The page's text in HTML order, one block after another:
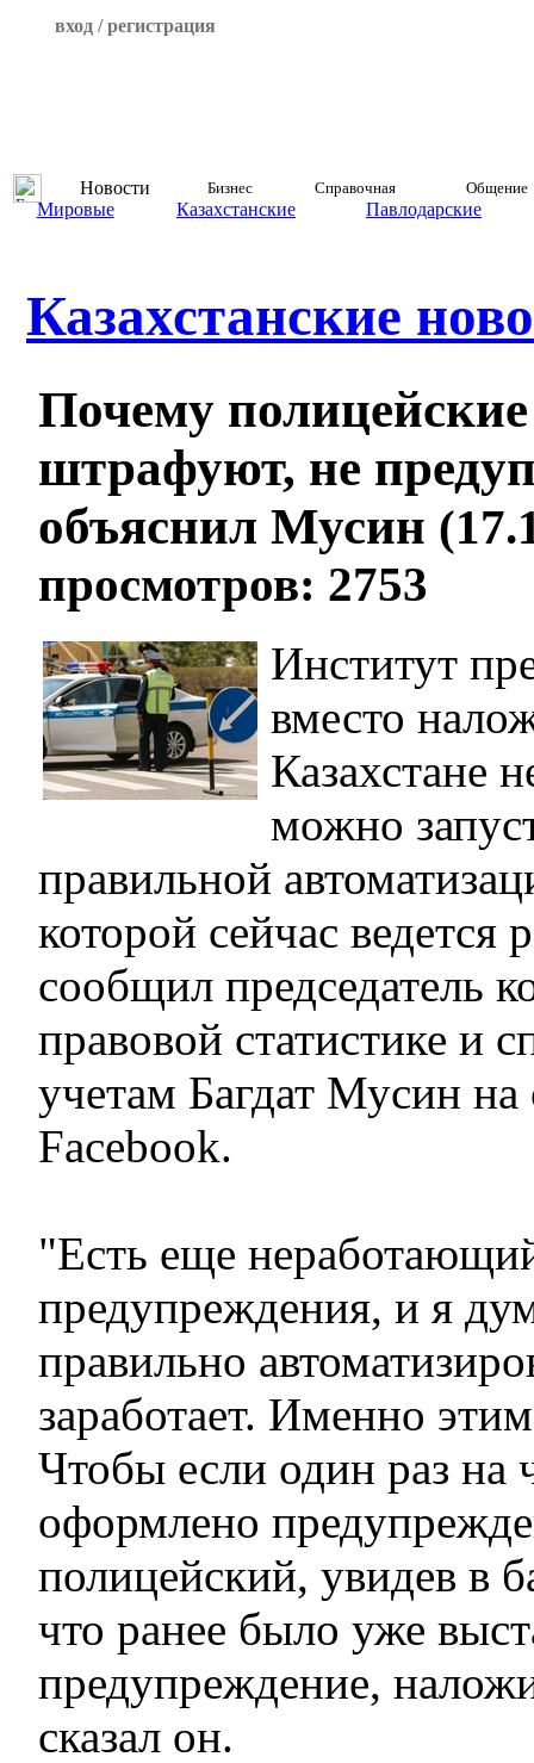
вход / регистрация
Новости Бизнес Справочная Общение
Мировые Казахстанские Павлодарские
Казахстанские
Почему полицейские
штрафуют, не
объяснил Мусин
просмотров: 2753
Институт
вместо
Казахстане
можно
правильной
которой сейчас ведется
сообщил председатель
правовой статистике и
учетам Багдат Мусин на
Facebook.
"Есть еще
предупреждения, и я
правильно
заработает. Именно
Чтобы если один раз на
оформлено
полицейский, увидев в
что ранее было уже
предупреждение,
сказал он.